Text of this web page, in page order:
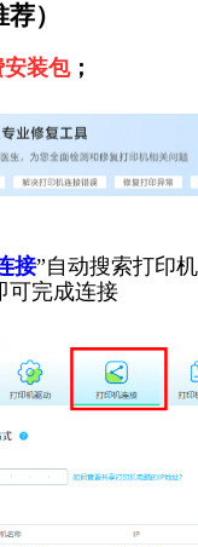
）
安装包；
接”自动搜索打印
可完成连接